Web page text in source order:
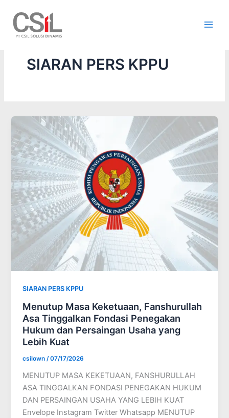
content
SIARAN PERS KPPU
SIARAN PERS KPPU
Menutup Masa Keketuaan, Fanshurullah
Asa Tinggalkan Fondasi Penegakan
Hukum dan Persaingan Usaha yang
Lebih Kuat
csilown /07/17/2026
MENUTUP MASA KEKETUAAN, FANSHURULLAH
ASA TINGGALKAN FONDASI PENEGAKAN HUKUM
DAN PERSAINGAN USAHA YANG LEBIH KUAT
Envelope Instagram Twitter Whatsapp MENUTUP